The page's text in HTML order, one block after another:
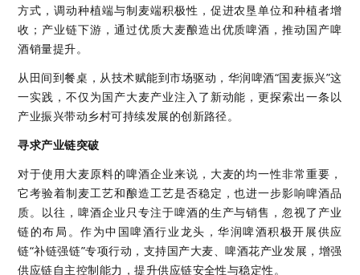
方式，调动种植端与制麦端积极性，促进农垦单位和种植者增
收；产业链下游，通过优质大麦酿造出优质啤酒，推动国产啤
酒销量提升。
从田间到餐桌，从技术赋能到市场驱动，华润啤酒“国麦振兴”这
一实践，不仅为国产大麦产业注入了新动能，更探索出一条以
产业振兴带动乡村可持续发展的创新路径。
寻求产业链突破
对于使用大麦原料的啤酒企业来说，大麦的均一性非常重要，
它考验着制麦工艺和酿造工艺是否稳定，也进一步影响啤酒品
质。以往，啤酒企业只专注于啤酒的生产与销售，忽视了产业
链的布局。作为中国啤酒行业龙头，华润啤酒积极开展供应
链“补链强链”专项行动，支持国产大麦、啤酒花产业发展，增强
供应链自主控制能力，提升供应链安全性与稳定性。